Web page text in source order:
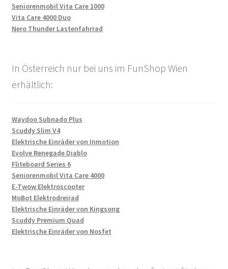
Seniorenmobil Vita Care 1000
Vita Care 4000 Duo
Nero Thunder Lastenfahrrad
In Österreich nur bei uns im FunShop Wien
erhältlich:
Waydoo Subnado Plus
Scuddy Slim V4
Elektrische Einräder von Inmotion
Evolve Renegade Diablo
Fliteboard Series 6
Seniorenmobil Vita Care 4000
E-Twow Elektroscooter
MoBot Elektrodreirad
Elektrische Einräder von Kingsong
Scuddy Premium Quad
Elektrische Einräder von Nosfet